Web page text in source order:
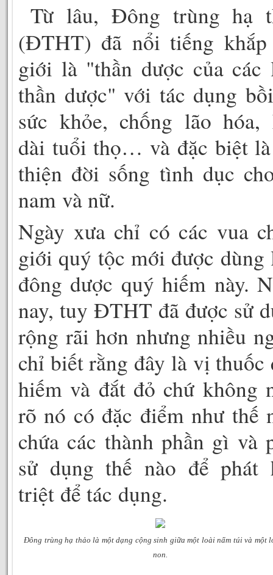
Từ lâu, Đông trùng hạ
(ĐTHT) đã nổi tiếng khắp
giới là "thần dược của các
thần dược" với tác dụng
sức khỏe, chống lão hóa,
dài tuổi thọ… và đặc biệt
thiện đời sống tình dục
nam và nữ.
Ngày xưa chỉ có các vua
giới quý tộc mới được dùng
đông dược quý hiếm này.
nay, tuy ĐTHT đã được sử
rộng rãi hơn nhưng nhiều
chỉ biết rằng đây là vị thuốc
hiếm và đắt đỏ chứ không
rõ nó có đặc điểm như thế
chứa các thành phần gì và
sử dụng thế nào để phát
triệt để tác dụng.
Đông trùng hạ thảo là một dạng cộng sinh giữa một loài nấm túi và một
non.